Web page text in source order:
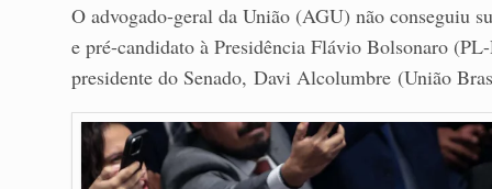
O advogado-geral da União (AGU) não conseguiu
e pré-candidato à Presidência Flávio Bolsonaro
presidente do Senado, Davi Alcolumbre (União